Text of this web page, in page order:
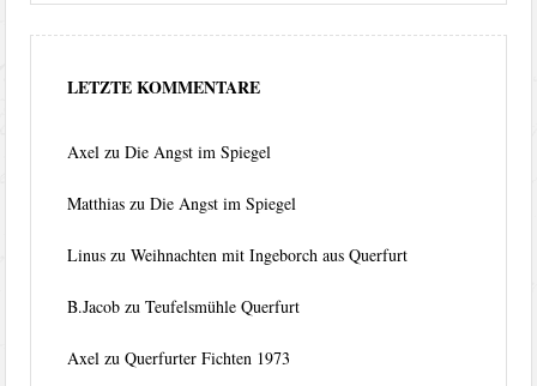
LETZTE KOMMENTARE
Axel zuDie Angst im Spiegel
Matthias zuDie Angst im Spiegel
Linus zuWeihnachten mit Ingeborch aus Querfurt
B.Jacob zuTeufelsmühle Querfurt
Axel zuQuerfurter Fichten 1973